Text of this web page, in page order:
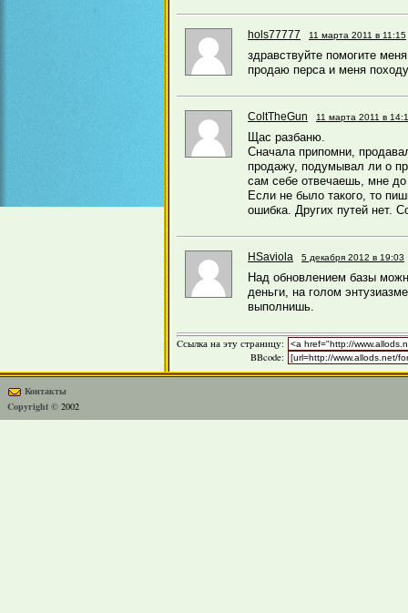
hols77777 11 марта 2011 в 11:15
здравствуйте помогите
продаю перса и меня
ColtTheGun 11 марта 2011 в
Щас разбаню.
Сначала припомни,
продажу, подумывал ли о
сам себе отвечаешь, мне
Если не было такого, то
ошибка. Других путей нет.
HSaviola 5 декабря 2012 в 19:03
Над обновлением базы
деньги, на голом
выполнишь.
Cсылка на эту страницу:
BBcode:
Контакты
Copyright © 2002